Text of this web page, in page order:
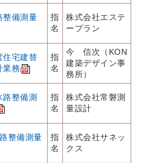
整備測量
指
名
株式会社エステ
ープラン
住宅建替
業務
指
名
今 信次（KON
建築デザイン事
務所）
整備測
指
名
株式会社常磐測
量設計
整備測量
指
名
株式会社サネッ
クス